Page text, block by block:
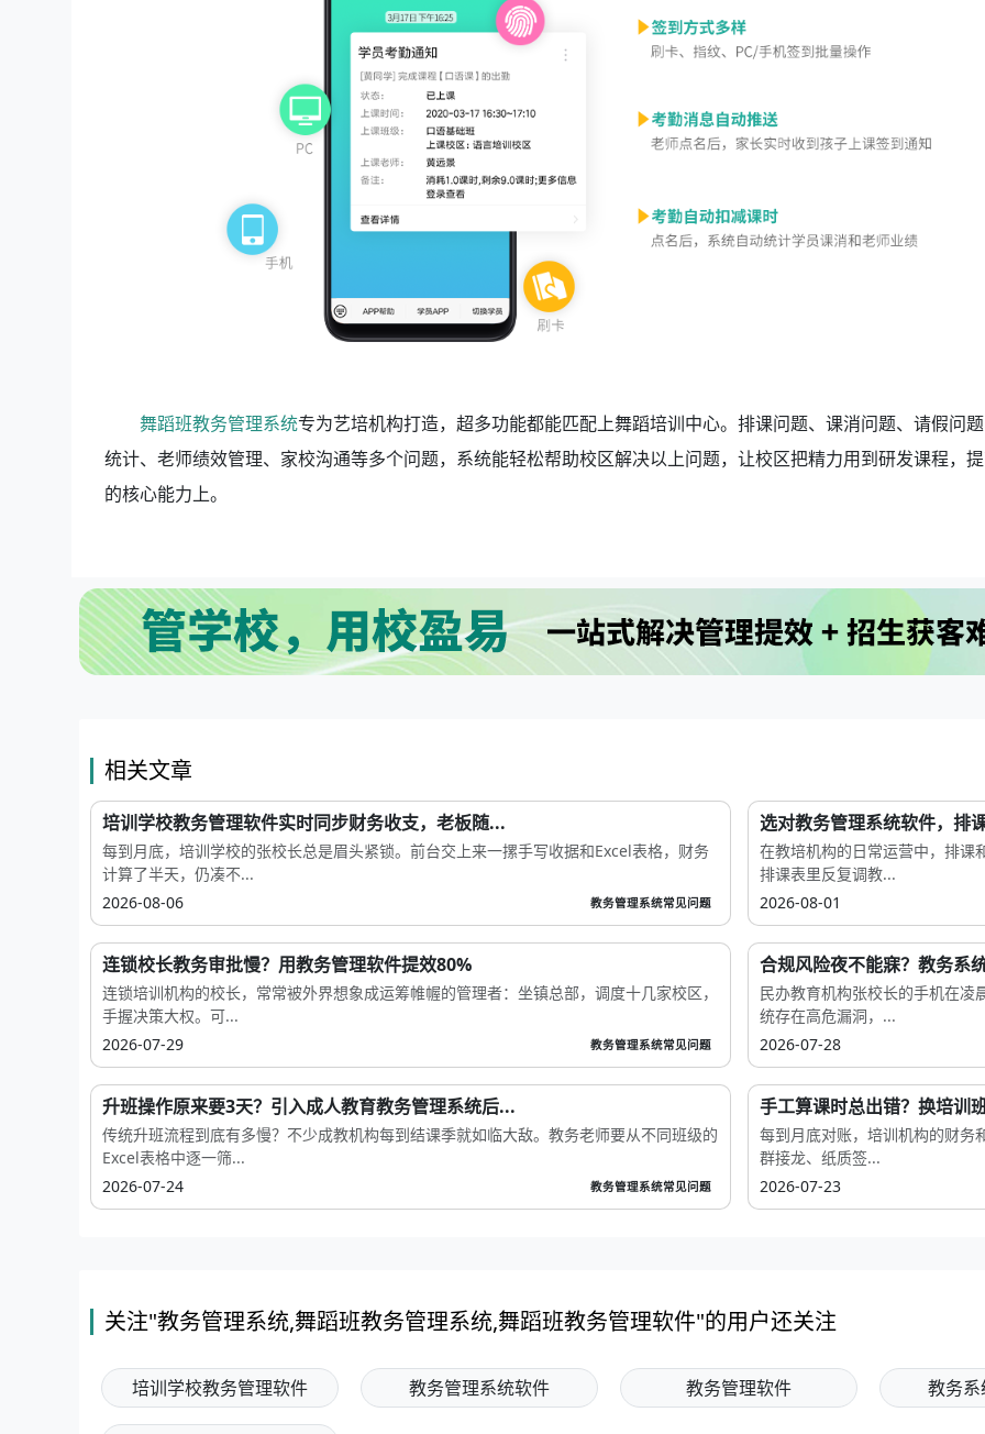
舞蹈班教务管理系统专为艺培机构打造，超多功能都能匹配上舞蹈培训中心。排课问题、课消问题、请假问
统计、老师绩效管理、家校沟通等多个问题，系统能轻松帮助校区解决以上问题，让校区把精力用到研发课程，
的核心能力上。
相关文章
培训学校教务管理软件实时同步财务收支，老板随...
每到月底，培训学校的张校长总是眉头紧锁。前台交上来一摞手写收据和Excel表格，财务
计算了半天，仍凑不...
2026-08-06
教务管理系统常见问题
选对教务管理系统软件，排
在教培机构的日常运营中，排课
排课表里反复调教...
2026-08-01
连锁校长教务审批慢？用教务管理软件提效80%
连锁培训机构的校长，常常被外界想象成运筹帷幄的管理者：坐镇总部，调度十几家校区，
手握决策大权。可...
2026-07-29
教务管理系统常见问题
合规风险夜不能寐？教务系
民办教育机构张校长的手机在凌
统存在高危漏洞，...
2026-07-28
升班操作原来要3天？引入成人教育教务管理系统后...
传统升班流程到底有多慢？不少成教机构每到结课季就如临大敌。教务老师要从不同班级的
Excel表格中逐一筛...
2026-07-24
教务管理系统常见问题
手工算课时总出错？换培训
每到月底对账，培训机构的财务
群接龙、纸质签...
2026-07-23
关注"教务管理系统,舞蹈班教务管理系统,舞蹈班教务管理软件"的用户还关注
培训学校教务管理软件 教务管理系统软件 教务管理软件 教务